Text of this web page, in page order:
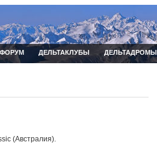
ФОРУМ ДЕЛЬТАКЛУБЫ ДЕЛЬТАДРОМЫ
(Австралия).